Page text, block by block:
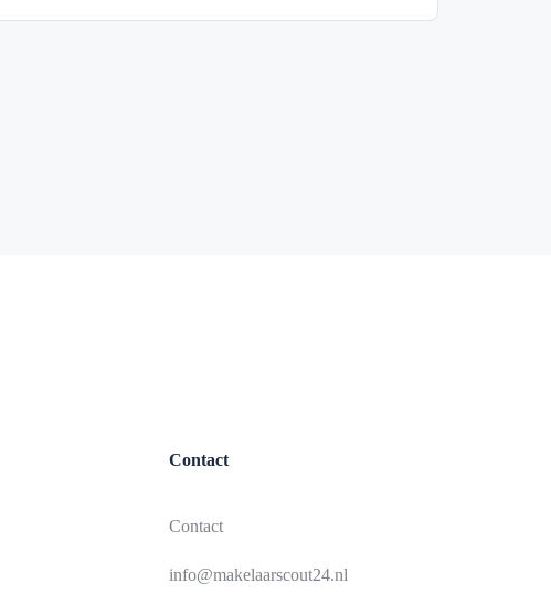
Contact
Contact
info@makelaarscout24.nl